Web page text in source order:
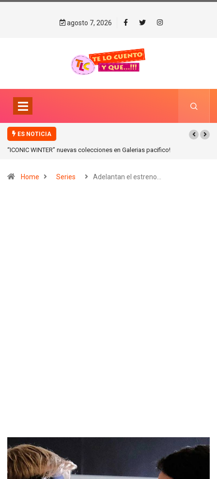
agosto 7, 2026
ES NOTICIA
“ICONIC WINTER” nuevas colecciones en Galerias pacifico!
Home Series Adelantan el estreno…